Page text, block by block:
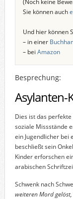
Sie können auch
Und hier können
– in einer
– bei Amazon
Besprechung:
Asylanten-
Dies ist das
soziale Missstände
ein Jugendlicher bei
beschließt sein
Kinder erforschen
arabischen
Schwenk nach
weiteren Mord